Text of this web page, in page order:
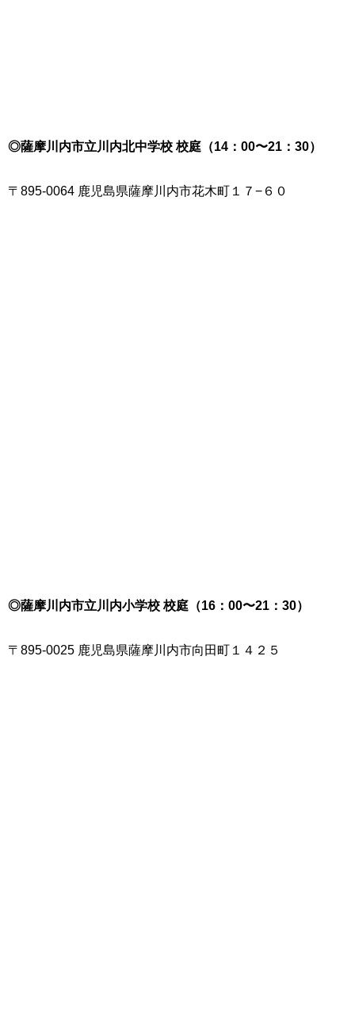
◎薩摩川内市立川内北中学校 校庭（14：00〜21：30）
〒895-0064 鹿児島県薩摩川内市花木町１７−６０
◎薩摩川内市立川内小学校 校庭（16：00〜21：30）
〒895-0025 鹿児島県薩摩川内市向田町１４２５